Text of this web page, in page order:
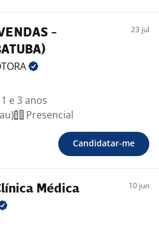
-
23 jul
e 3 anos
Presencial
Candidatar-me
Médica 10 jun